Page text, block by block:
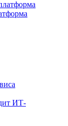
ИТ-